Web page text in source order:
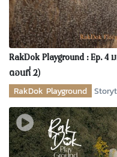
RakDok Playground : Ep. 4
ตอนที่ 2)
RakDok Playground